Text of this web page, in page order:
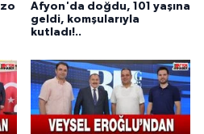
Afyon'da doğdu, 101 yaşına
geldi, komşularıyla
kutladı!..